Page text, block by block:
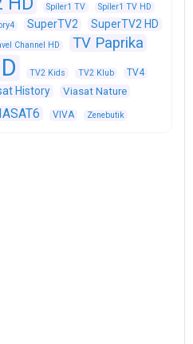
Spíler1 TV
Spíler1 TV HD
SuperTV2 SuperTV2 HD
Channel HD TV Paprika
TV2 Kids TV2 Klub TV4
History Viasat Nature
VIVA Zenebutik